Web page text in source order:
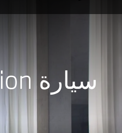
سيارة M4 Competition الجديدة